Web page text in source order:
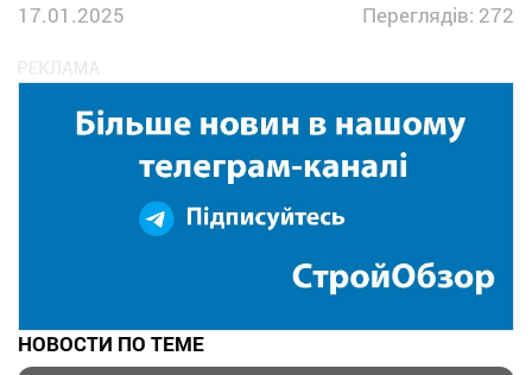
17.01.2025
Переглядів: 272
НОВОСТИ ПО ТЕМЕ